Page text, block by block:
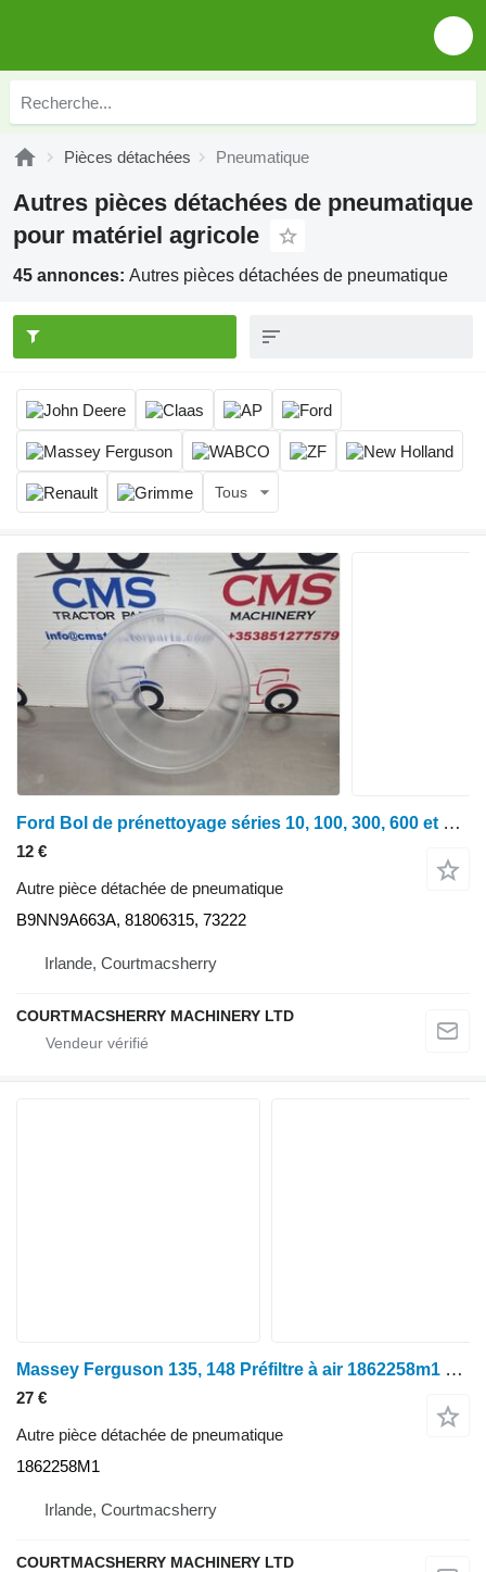
Pièces détachées Pneumatique
Autres pièces détachées de pneumatique
pour matériel agricole
45 annonces: Autres pièces détachées de pneumatique
Tous
Ford Bol de prénettoyage séries 10, 100, 300, 600 et 1000 : référence B9nn9a663a, 818063 B9NN9A663A pour tracteur à roues Ford 10
12 €
Autre pièce détachée de pneumatique
B9NN9A663A, 81806315, 73222
Irlande, Courtmacsherry
COURTMACSHERRY MACHINERY LTD
Massey Ferguson 135, 148 Préfiltre à air 1862258m1 1862258M1 pour tracteur à roues Massey Ferguson 135
27 €
Autre pièce détachée de pneumatique
1862258M1
Irlande, Courtmacsherry
COURTMACSHERRY MACHINERY LTD